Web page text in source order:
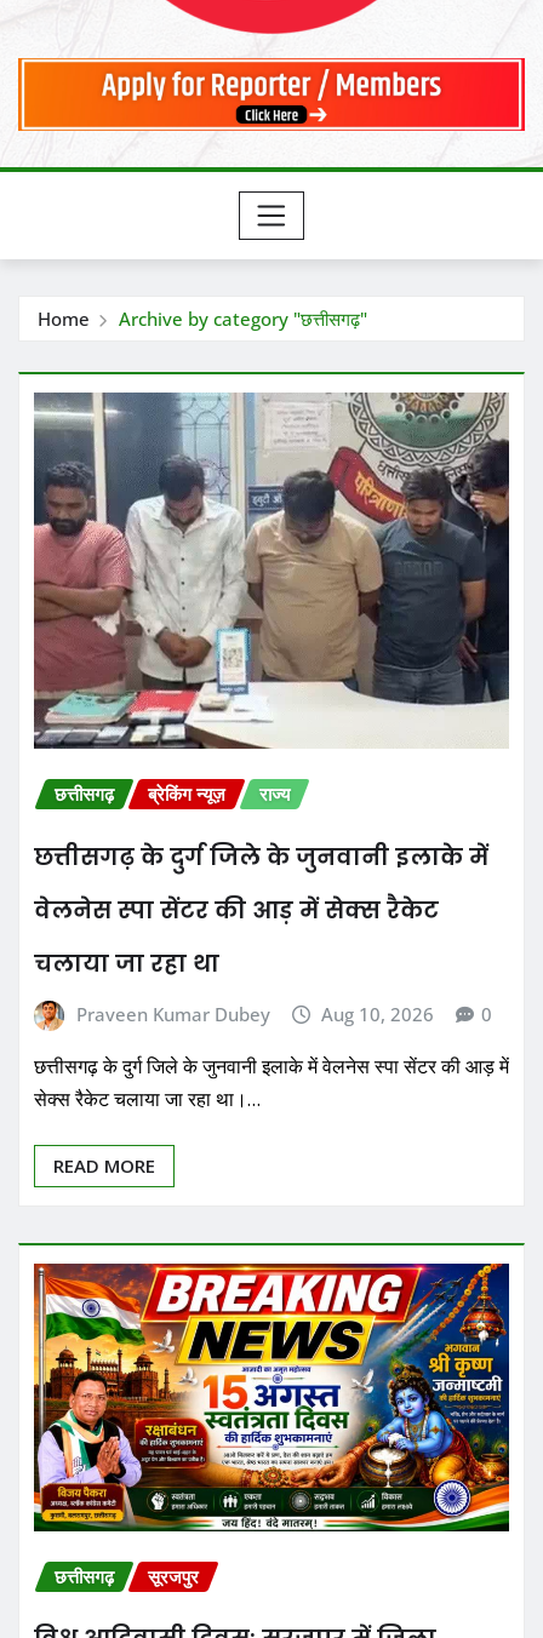
Home Archive by category "छत्तीसगढ़"
छत्तीसगढ़ ब्रेकिंग न्यूज़ राज्य
छत्तीसगढ़ के दुर्ग जिले के जुनवानी इलाके में
वेलनेस स्पा सेंटर की आड़ में सेक्स रैकेट
चलाया जा रहा था
Praveen Kumar Dubey Aug 10, 2026 0
छत्तीसगढ़ के दुर्ग जिले के जुनवानी इलाके में वेलनेस स्पा सेंटर की आड़ में
सेक्स रैकेट चलाया जा रहा था।…
READ MORE
छत्तीसगढ़ सूरजपुर